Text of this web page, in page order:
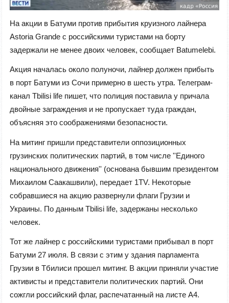
На акции в Батуми против прибытия круизного лайнера
Astoria Grande с российскими туристами на борту
задержали не менее двоих человек, сообщает Batumelebi.
Акция началась около полуночи, лайнер должен прибыть
в порт Батуми из Сочи примерно в шесть утра. Телеграм-
канал Tbilisi life пишет, что полиция поставила у причала
двойные заграждения и не пропускает туда граждан,
объясняя это соображениями безопасности.
На митинг пришли представители оппозиционных
грузинских политических партий, в том числе ''Единого
национального движения'' (основана бывшим президентом
Михаилом Саакашвили), передает 1TV. Некоторые
собравшиеся на акцию развернули флаги Грузии и
Украины. По данным Tbilisi life, задержаны несколько
человек.
Тот же лайнер с российскими туристами прибывал в порт
Батуми 27 июля. В связи с этим у здания парламента
Грузии в Тбилиси прошел митинг. В акции приняли участие
активисты и представители политических партий. Они
сожгли российский флаг, распечатанный на листе А4.